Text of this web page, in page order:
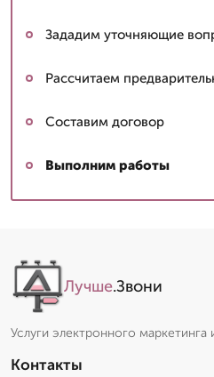
Зададим уточняющие
Рассчитаем
Составим договор
Выполним работы
Лучше.Звони
Услуги электронного маркетинга
Контакты